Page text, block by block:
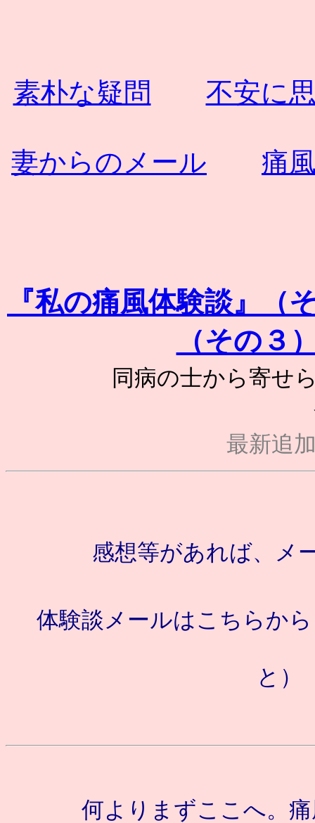
素朴な疑問 不安に
妻からのメール 痛
『私の痛風体験談』（
（その３
同病の士から寄せ
最新追
感想等があれば、メ
体験談メールはこちらか
と）
何よりまずここへ。